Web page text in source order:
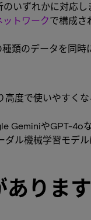
のいずれかに対応し
トワークで構成さ
類のデータを同時
度で使いやすく
GeminiやGPT-4o
ル機械学習モデ
りま